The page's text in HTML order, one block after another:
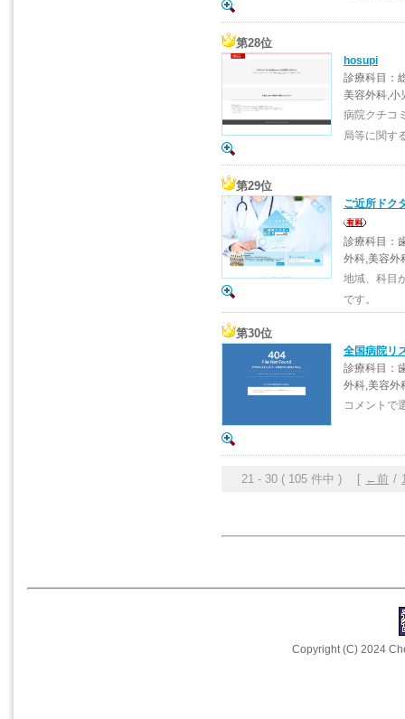
第28位
hosupi
診療科目：
美容外科,小
病院クチコ
局等に関す
第29位
ご近所ドク
診療科目：
外科,美容外
地域、科目
です。
第30位
全国病院リ
診療科目：
外科,美容外
コメントで
21 - 30 ( 105 件中 ) [ ←前 /
Copyright (C) 2024